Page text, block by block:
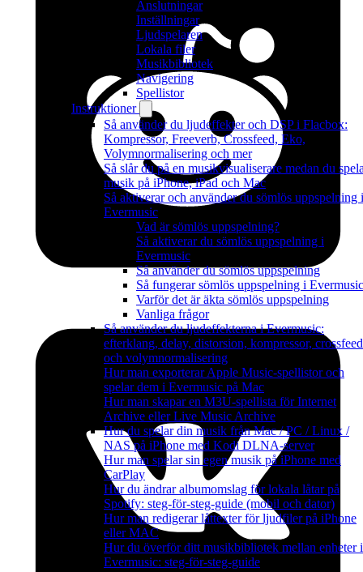
Anslutningar
Inställningar
Ljudspelaren
Lokala filer
Musikbibliotek
Navigering
Spellistor
Instruktioner
Så använder du ljudeffekter och DSP i Flacbox:
Kompressor, Freeverb, Crossfeed, Eko,
Volymnormalisering och mer
Så slår du på en musikvisualiserare medan du
musik på iPhone, iPad och Mac
Så aktiverar och använder du sömlös uppspelning i
Evermusic
Vad är sömlös uppspelning?
Så aktiverar du sömlös uppspelning i
Evermusic
Så använder du sömlös uppspelning
Så fungerar sömlös uppspelning i Evermusic
Varför det är äkta sömlös uppspelning
Vanliga frågor
Så använder du ljudeffekterna i Evermusic:
efterklang, delay, distorsion, kompressor, crossfeed
och volymnormalisering
Hur man exporterar Apple Music-spellistor och
spelar dem i Evermusic på Mac
Hur man skapar en M3U-spellista för Internet
Archive eller Live Music Archive
Hur du spelar din musik från Mac / PC / Linux /
NAS på iPhone med Kodi DLNA-server
Hur man spelar sin egen musik på iPhone med
CarPlay
Hur du ändrar albumomslag för lokala låtar på
Spotify: steg-för-steg-guide (mobil och dator)
Hur man redigerar låttexter för ljudfiler på iPhone
eller MAC
Hur du överför ditt musikbibliotek mellan enheter i
Evermusic: steg-för-steg-guide